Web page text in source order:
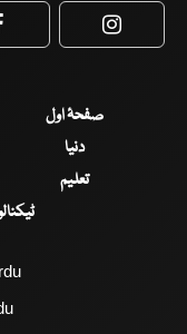
صفحۂ اول
دنیا
تعلیم